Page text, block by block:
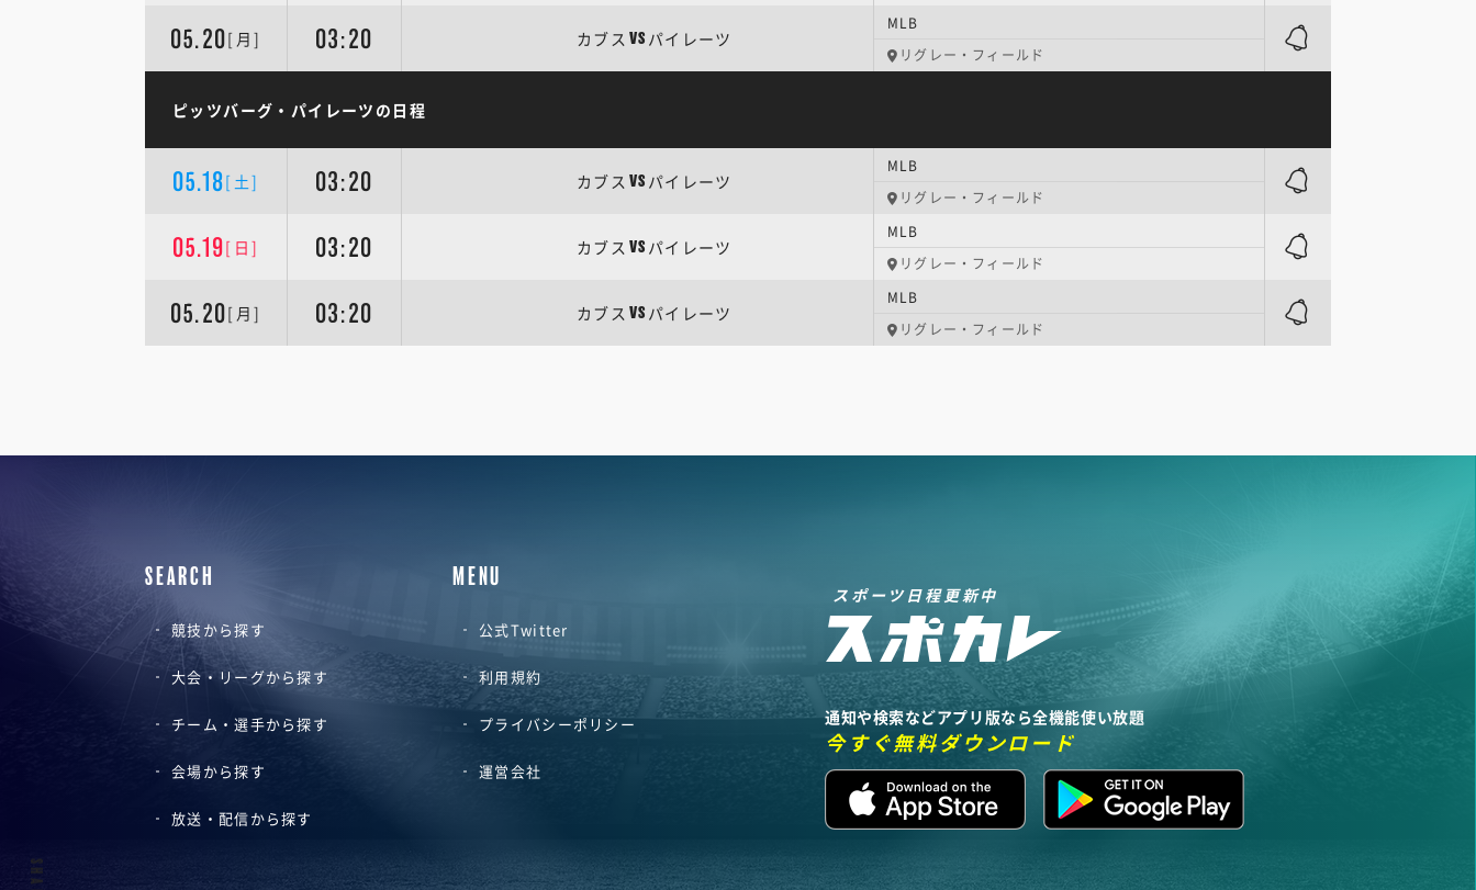
05.20[月] 03:20 カブス VS パイレーツ
MLB
リグレー・フィールド
ピッツバーグ・パイレーツの日程
05.18[土] 03:20 カブス VS パイレーツ
MLB
リグレー・フィールド
05.19[日] 03:20 カブス VS パイレーツ
MLB
リグレー・フィールド
05.20[月] 03:20 カブス VS パイレーツ
MLB
リグレー・フィールド
SEARCH
競技から探す
大会・リーグから探す
チーム・選手から探す
会場から探す
放送・配信から探す
MENU
公式Twitter
利用規約
プライバシーポリシー
運営会社
スポーツ日程更新中
通知や検索などアプリ版なら全機能使い放題
今すぐ無料ダウンロード